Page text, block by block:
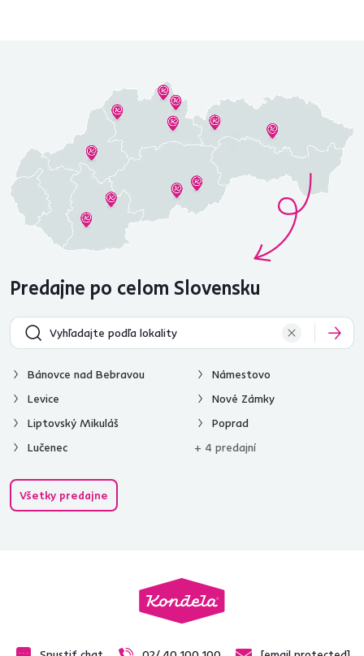
Predajne po celom Slovensku
Bánovce nad Bebravou
Levice
Liptovský Mikuláš
Lučenec
Námestovo
Nové Zámky
Poprad
+ 4 predajní
Všetky predajne